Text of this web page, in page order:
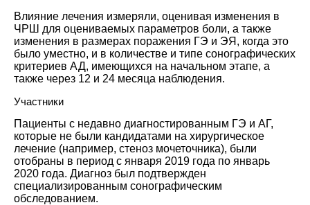
Влияние лечения измеряли, оценивая изменения в
ЧРШ для оцениваемых параметров боли, а также
изменения в размерах поражения ГЭ и ЭЯ, когда это
было уместно, и в количестве и типе сонографических
критериев АД, имеющихся на начальном этапе, а
также через 12 и 24 месяца наблюдения.
Участники
Пациенты с недавно диагностированным ГЭ и АГ,
которые не были кандидатами на хирургическое
лечение (например, стеноз мочеточника), были
отобраны в период с января 2019 года по январь
2020 года. Диагноз был подтвержден
специализированным сонографическим
обследованием.